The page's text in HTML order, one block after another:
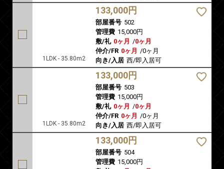
1LDK - 35.80m2
133,000円
部屋番号 502
管理費 15,000円
敷/礼 0ヶ月 /0ヶ月
仲介/FR 0ヶ月 /0ヶ月
向き/入居 西/即入居可
1LDK - 35.80m2
133,000円
部屋番号 503
管理費 15,000円
敷/礼 0ヶ月 /0ヶ月
仲介/FR 0ヶ月 /0ヶ月
向き/入居 西/即入居可
133,000円
部屋番号 504
管理費 15,000円